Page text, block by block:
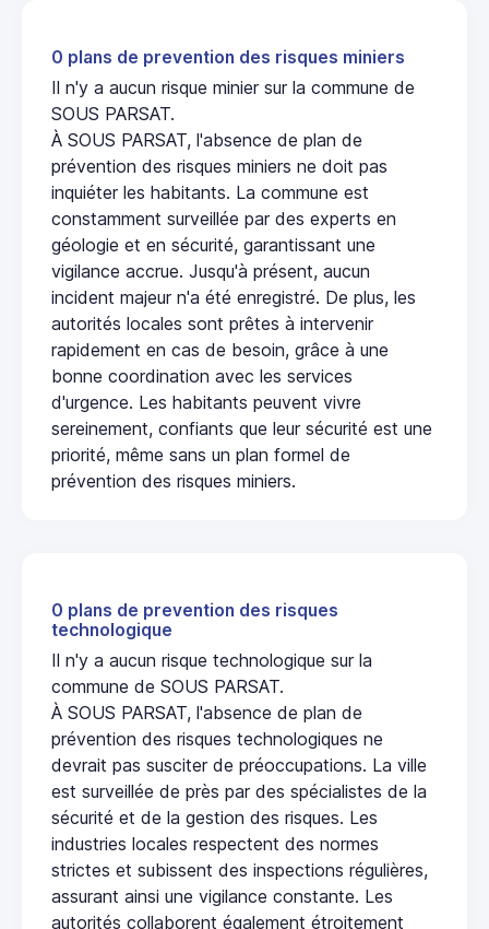
0 plans de prevention des risques miniers
Il n'y a aucun risque minier sur la commune de
SOUS PARSAT.
À SOUS PARSAT, l'absence de plan de
prévention des risques miniers ne doit pas
inquiéter les habitants. La commune est
constamment surveillée par des experts en
géologie et en sécurité, garantissant une
vigilance accrue. Jusqu'à présent, aucun
incident majeur n'a été enregistré. De plus, les
autorités locales sont prêtes à intervenir
rapidement en cas de besoin, grâce à une
bonne coordination avec les services
d'urgence. Les habitants peuvent vivre
sereinement, confiants que leur sécurité est une
priorité, même sans un plan formel de
prévention des risques miniers.
0 plans de prevention des risques
technologique
Il n'y a aucun risque technologique sur la
commune de SOUS PARSAT.
À SOUS PARSAT, l'absence de plan de
prévention des risques technologiques ne
devrait pas susciter de préoccupations. La ville
est surveillée de près par des spécialistes de la
sécurité et de la gestion des risques. Les
industries locales respectent des normes
strictes et subissent des inspections régulières,
assurant ainsi une vigilance constante. Les
autorités collaborent également étroitement